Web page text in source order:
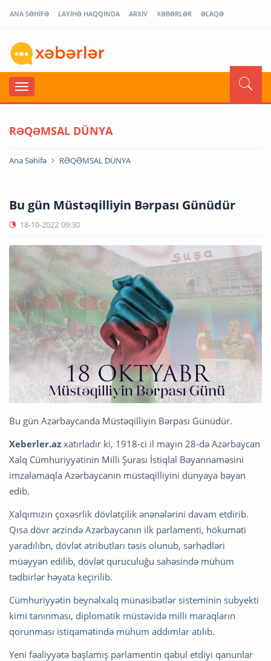
ANA SƏHİFƏ LAYİHƏ HAQQINDA ARXİV XƏBƏRLƏR ƏLAQƏ
RƏQƏMSAL DÜNYA
Ana Səhifə RƏQƏMSAL DÜNYA
Bu gün Müstəqilliyin Bərpası Günüdür
18-10-2022 09:30
Bu gün Azərbaycanda Müstəqilliyin Bərpası Günüdür.
Xeberler.az xatırladır ki, 1918-ci il mayın 28-də Azərbaycan
Xalq Cümhuriyyətinin Milli Şurası İstiqlal Bəyannaməsini
imzalamaqla Azərbaycanın müstəqilliyini dünyaya bəyan
edib.
Xalqımızın çoxəsrlik dövlətçilik ənənələrini davam etdirib.
Qısa dövr ərzində Azərbaycanın ilk parlamenti, hökuməti
yaradılıbn, dövlət atributları təsis olunub, sərhədləri
müəyyən edilib, dövlət quruculuğu sahəsində mühüm
tədbirlər həyata keçirilib.
Cümhuriyyətin beynəlxalq münasibətlər sisteminin subyekti
kimi tanınması, diplomatik müstəvidə milli maraqların
qorunması istiqamətində mühüm addımlar atılıb.
Yeni fəaliyyətə başlamış parlamentin qəbul etdiyi qanunlar